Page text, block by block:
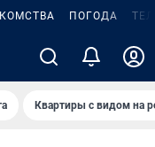
ПОГОДА
Квартиры с видом на